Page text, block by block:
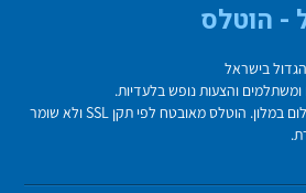
- הוטלס
בישראל
והצעות נופש בלעדיות.
הזמנה באתר ללא חיוב, התשלום במלון. הוטלס מאובטח לפי תקן SSL ולא שומר